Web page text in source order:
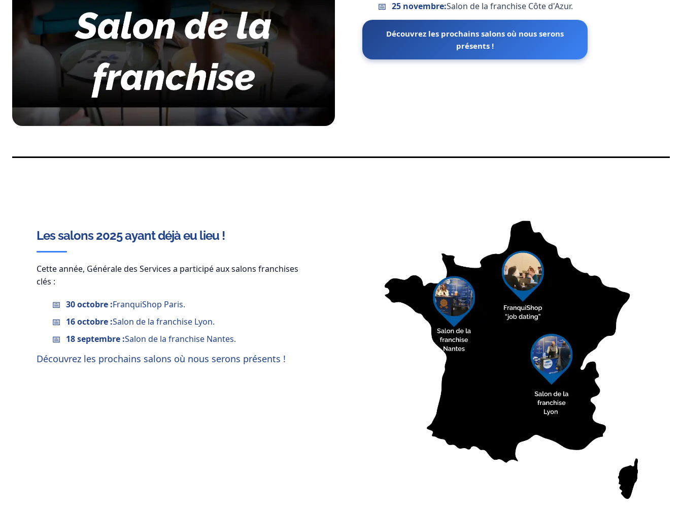
25 novembre:Salon de la franchise Côte d'Azur.
Découvrez les prochains salons où nous serons
présents !
Les salons 2025 ayant déjà eu lieu !
Cette année, Générale des Services a participé aux salons franchises
clés :
30 octobre :FranquiShop Paris.
16 octobre :Salon de la franchise Lyon.
18 septembre :Salon de la franchise Nantes.
Découvrez les prochains salons où nous serons présents !